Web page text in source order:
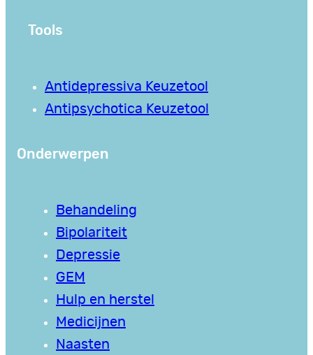
Tools
Antidepressiva Keuzetool
Antipsychotica Keuzetool
Onderwerpen
Behandeling
Bipolariteit
Depressie
GEM
Hulp en herstel
Medicijnen
Naasten